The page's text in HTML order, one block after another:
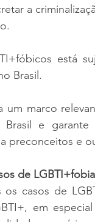
a
está
Brasil.
um marco
Brasil e
preconceitos e
de
os casos de
em